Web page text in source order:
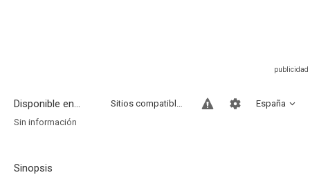
Disponible en... España
Sitios compatibles
Sin información
Sinopsis